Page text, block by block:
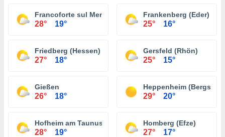
Francoforte sul Meno
28° 19°
Frankenberg (Eder)
25° 16°
Friedberg (Hessen)
27° 18°
Gersfeld (Rhön)
25° 15°
Gießen
26° 18°
Heppenheim
29° 20°
Hofheim am Taunus
28° 19°
Homberg (Efze)
27° 17°